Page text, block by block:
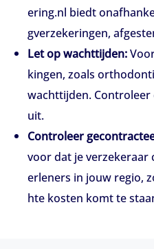
ering.nl biedt
gverzekeringen,
Let op wachttijden:
kingen, zoals
wachttijden.
uit.
Controleer
voor dat je
erleners in jouw regio,
hte kosten komt te